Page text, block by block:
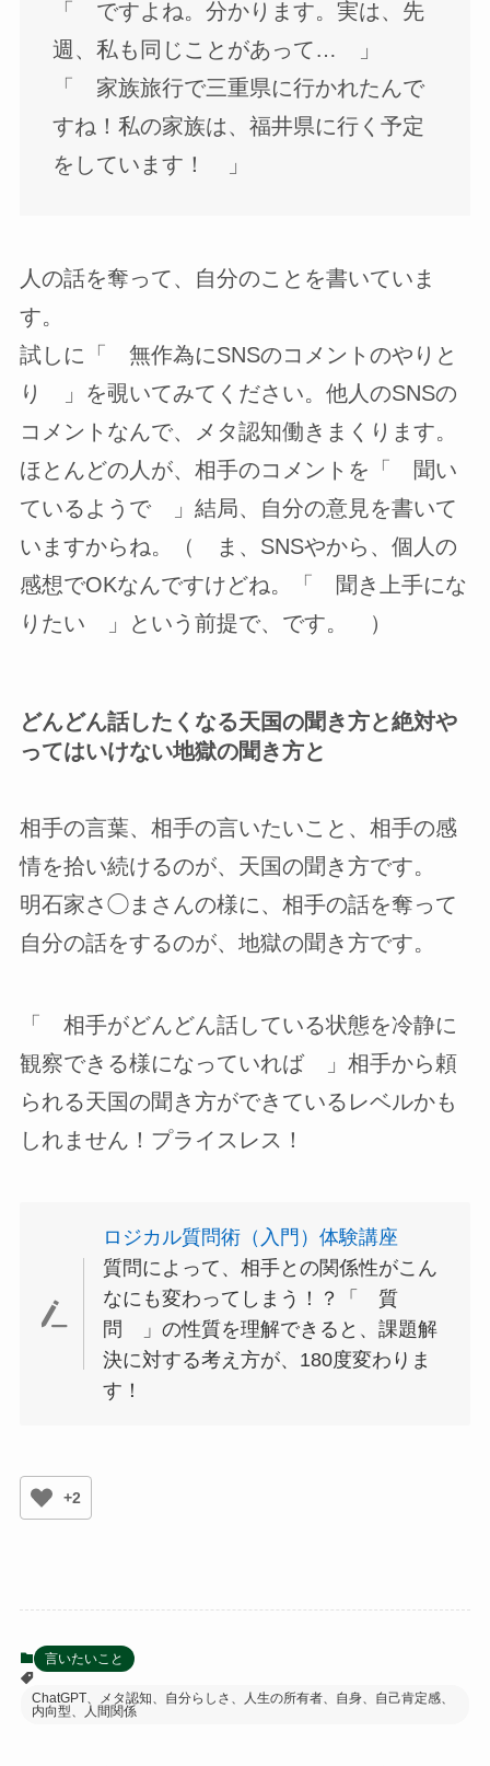
「 ですよね。分かります。実は、先
週、私も同じことがあって… 」
「 家族旅行で三重県に行かれたんで
すね！私の家族は、福井県に行く予定
をしています！ 」
人の話を奪って、自分のことを書いていま
す。
試しに「 無作為にSNSのコメントのやりと
り 」を覗いてみてください。他人のSNSの
コメントなんで、メタ認知働きまくります。
ほとんどの人が、相手のコメントを「 聞い
ているようで 」結局、自分の意見を書いて
いますからね。（ ま、SNSやから、個人の
感想でOKなんですけどね。「 聞き上手にな
りたい 」という前提で、です。 ）
どんどん話したくなる天国の聞き方と絶対や
ってはいけない地獄の聞き方と
相手の言葉、相手の言いたいこと、相手の感
情を拾い続けるのが、天国の聞き方です。
明石家さ◯まさんの様に、相手の話を奪って
自分の話をするのが、地獄の聞き方です。
「 相手がどんどん話している状態を冷静に
観察できる様になっていれば 」相手から頼
られる天国の聞き方ができているレベルかも
しれません！プライスレス！
ロジカル質問術（入門）体験講座
質問によって、相手との関係性がこん
なにも変わってしまう！？「 質
問 」の性質を理解できると、課題解
決に対する考え方が、180度変わりま
す！
+2
言いたいこと
ChatGPT、メタ認知、自分らしさ、人生の所有者、自身、自己肯定感、
内向型、人間関係